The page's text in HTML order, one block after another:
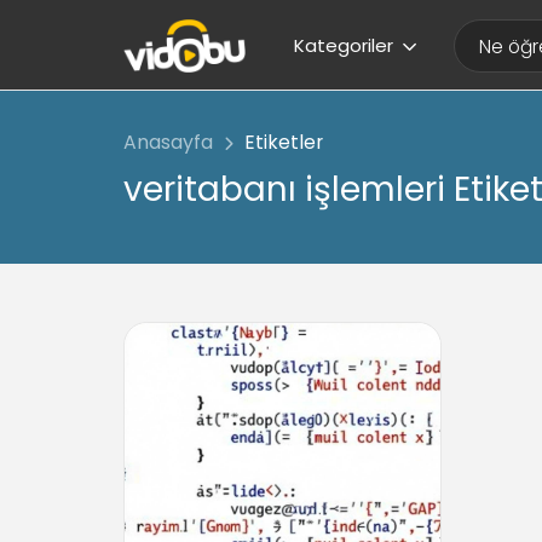
Kategoriler
Anasayfa Etiketler
veritabanı işlemleri